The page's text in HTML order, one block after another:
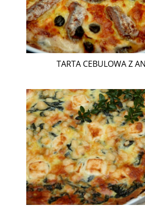
TARTA CEBULOWA Z